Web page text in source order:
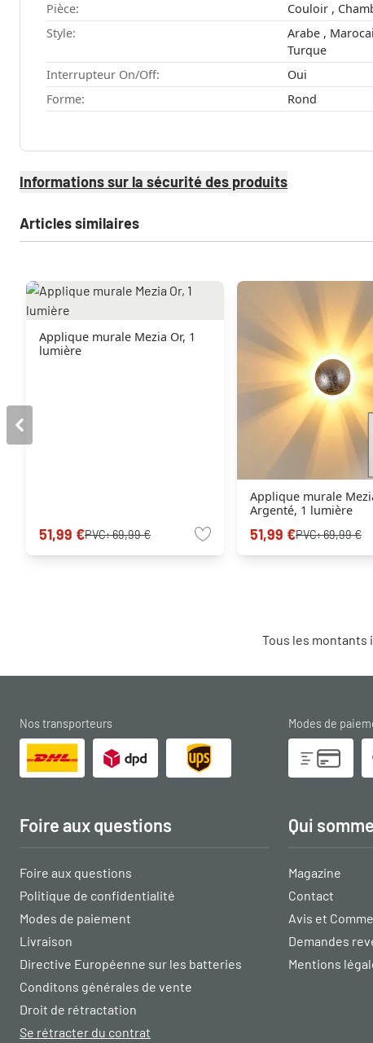
Pièce:
Style:
Arabe , Marocain , Moderne , Oriental ,
Turque
Interrupteur On/Off:
Oui
Forme:
Rond
Informations sur la sécurité des produits
Articles similaires
Applique murale Mezia Or, 1
lumière
51,99 €PVC:69,99 €
Applique murale
Argenté, 1 lumière
51,99 €PVC:69,99 €
Tous les montants
Nos transporteurs Modes de
Foire aux questions
Foire aux questions
Politique de confidentialité
Modes de paiement
Livraison
Directive Européenne sur les batteries
Conditons générales de vente
Droit de rétractation
Se rétracter du contrat
Qui
Magazine
Contact
Avis et
Demandes
Mentions